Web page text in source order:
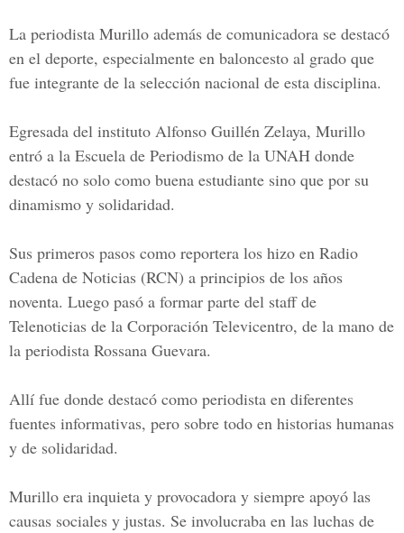
La periodista Murillo además de comunicadora se destacó
en el deporte, especialmente en baloncesto al grado que
fue integrante de la selección nacional de esta disciplina.
Egresada del instituto Alfonso Guillén Zelaya, Murillo
entró a la Escuela de Periodismo de la UNAH donde
destacó no solo como buena estudiante sino que por su
dinamismo y solidaridad.
Sus primeros pasos como reportera los hizo en Radio
Cadena de Noticias (RCN) a principios de los años
noventa. Luego pasó a formar parte del staff de
Telenoticias de la Corporación Televicentro, de la mano de
la periodista Rossana Guevara.
Allí fue donde destacó como periodista en diferentes
fuentes informativas, pero sobre todo en historias humanas
y de solidaridad.
Murillo era inquieta y provocadora y siempre apoyó las
causas sociales y justas. Se involucraba en las luchas de